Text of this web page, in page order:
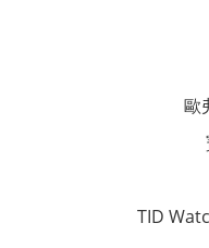
歐
TID